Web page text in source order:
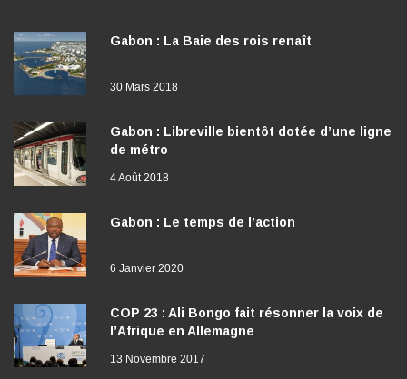
Gabon : La Baie des rois renaît
30 Mars 2018
Gabon : Libreville bientôt dotée d’une ligne
de métro
4 Août 2018
Gabon : Le temps de l’action
6 Janvier 2020
COP 23 : Ali Bongo fait résonner la voix de
l’Afrique en Allemagne
13 Novembre 2017